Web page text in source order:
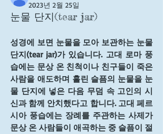
2023년 2월 25일
눈물 단지(tear jar)
성경에 보면 눈물을 모아 보관하는 눈물
단지(tear jar)가 있습니다. 고대 로마 풍
습에는 문상 온 친척이나 친구들이 죽은
사람을 애도하며 흘린 슬픔의 눈물을 눈
물 단지에 넣은 다음 무덤 속 고인의 시
신과 함께 안치했다고 합니다. 고대 페르
시아 풍습에는 장례를 주관하는 사제가
문상 온 사람들이 애곡하는 중 슬픔이 절